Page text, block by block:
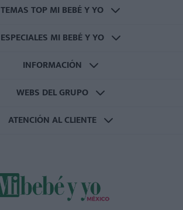
TEMAS TOP MI BEBÉ Y YO
ESPECIALES MI BEBÉ Y YO
INFORMACIÓN
WEBS DEL GRUPO
ATENCIÓN AL CLIENTE